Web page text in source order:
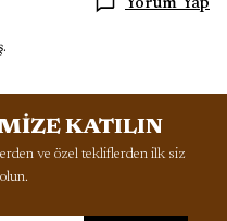
KATILIN
ve özel tekliflerden ilk siz